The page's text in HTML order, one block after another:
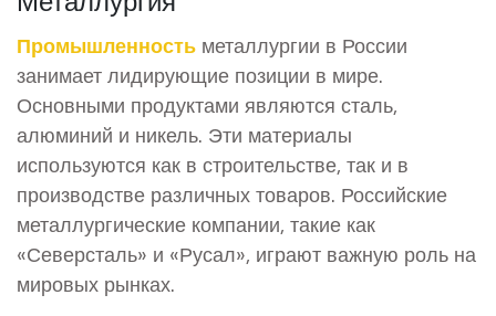
Промышленность металлургии в России
занимает лидирующие позиции в мире.
Основными продуктами являются сталь,
алюминий и никель. Эти материалы
используются как в строительстве, так и в
производстве различных товаров. Российские
металлургические компании, такие как
«Северсталь» и «Русал», играют важную роль на
мировых рынках.